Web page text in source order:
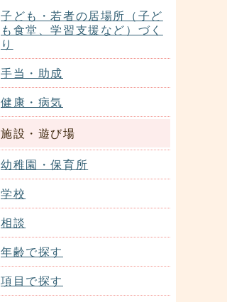
子ども・若者の居場所（子ど
も食堂、学習支援など）づく
り
手当・助成
健康・病気
施設・遊び場
幼稚園・保育所
学校
相談
年齢で探す
項目で探す